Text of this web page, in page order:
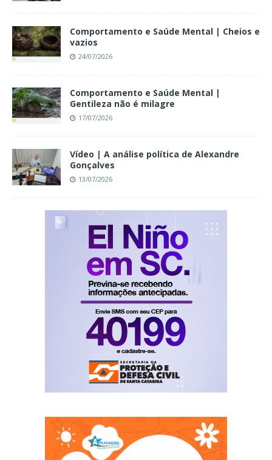
Comportamento e Saúde Mental | Cheios e
vazios
24/07/2026
Comportamento e Saúde Mental |
Gentileza não é milagre
17/07/2026
Vídeo | A análise política de Alexandre
Gonçalves
13/07/2026